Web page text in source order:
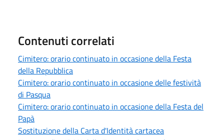
Contenuti correlati
Cimitero: orario continuato in occasione della Festa
della Repubblica
Cimitero: orario continuato in occasione delle festività
di Pasqua
Cimitero: orario continuato in occasione della Festa del
Papà
Sostituzione della Carta d'Identità cartacea